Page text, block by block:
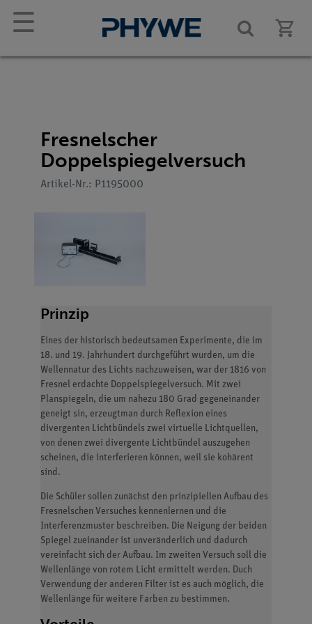
☰
Fresnelscher
Doppelspiegelversuch
Artikel-Nr.: P1195000
Prinzip
Eines der historisch bedeutsamen Experimente, die im
18. und 19. Jahrhundert durchgeführt wurden, um die
Wellennatur des Lichts nachzuweisen, war der 1816 von
Fresnel erdachte Doppelspiegelversuch. Mit zwei
Planspiegeln, die um nahezu 180 Grad gegeneinander
geneigt sin, erzeugtman durch Reflexion eines
divergenten Lichtbündels zwei virtuelle Lichtquellen,
von denen zwei divergente Lichtbündel auszugehen
scheinen, die interferieren können, weil sie kohärent
sind.
Die Schüler sollen zunächst den prinzipiellen Aufbau des
Fresnelschen Versuches kennenlernen und die
Interferenzmuster beschreiben. Die Neigung der beiden
Spiegel zueinander ist unveränderlich und dadurch
vereinfacht sich der Aufbau. Im zweiten Versuch soll die
Wellenlänge von rotem Licht ermittelt werden. Duch
Verwendung der anderen Filter ist es auch möglich, die
Wellenlänge für weitere Farben zu bestimmen.